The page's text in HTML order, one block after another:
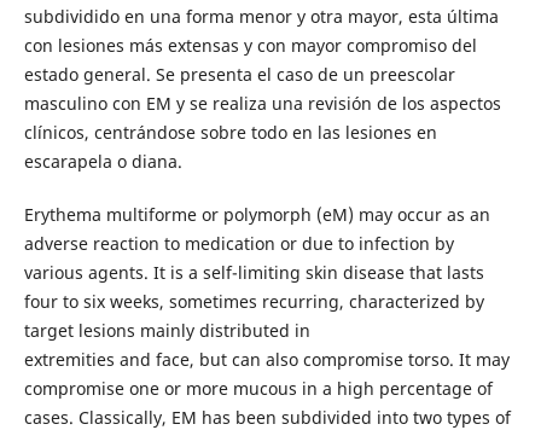
subdividido en una forma menor y otra mayor, esta última
con lesiones más extensas y con mayor compromiso del
estado general. Se presenta el caso de un preescolar
masculino con EM y se realiza una revisión de los aspectos
clínicos, centrándose sobre todo en las lesiones en
escarapela o diana.
Erythema multiforme or polymorph (eM) may occur as an
adverse reaction to medication or due to infection by
various agents. It is a self-limiting skin disease that lasts
four to six weeks, sometimes recurring, characterized by
target lesions mainly distributed in
extremities and face, but can also compromise torso. It may
compromise one or more mucous in a high percentage of
cases. Classically, EM has been subdivided into two types of